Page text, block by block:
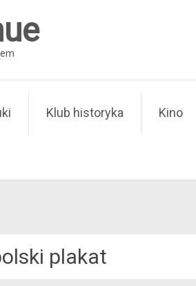
Klub historyka Kino
plakat